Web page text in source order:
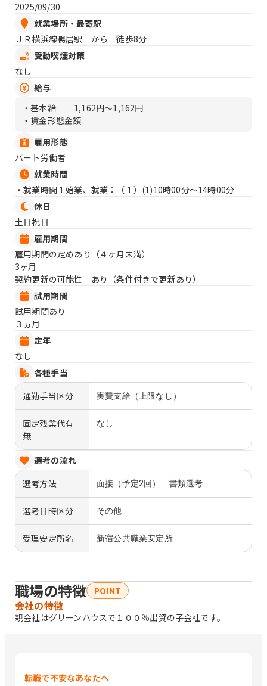
2025/09/30
就業場所・最寄駅
ＪＲ横浜線鴨居駅 から 徒歩8分
受動喫煙対策
なし
給与
・基本給
1,162円〜1,162円
・賃金形態金額
雇用形態
パート労働者
就業時間
・就業時間１始業、就業：（１） (1)10時00分〜14時00分
休日
土日祝日
雇用期間
雇用期間の定めあり（４ヶ月未満）
3ヶ月
契約更新の可能性 あり（条件付きで更新あり）
試用期間
試用期間あり
３ヵ月
定年
なし
各種手当
通勤手当区分
実費支給（上限なし）
固定残業代有
無
なし
選考の流れ
選考方法
面接（予定2回） 書類選考
選考日時区分 その他
受理安定所名 新宿公共職業安定所
職場の特徴 POINT
会社の特徴
親会社はグリーンハウスで１００％出資の子会社です。
転職で不安なあなたへ